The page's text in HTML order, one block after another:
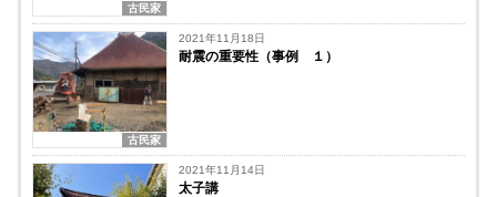
古民家
古民家
2021年11月18日
耐震の重要性（事例 １）
2021年11月14日
太子講